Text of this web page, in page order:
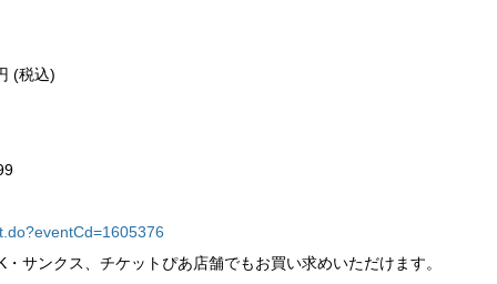
(税込)
サンクス、チケットぴあ店舗でもお買い求めいただけます。